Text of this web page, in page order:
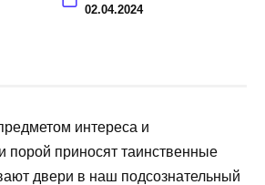
02.04.2024
интереса и
порой приносят таинственные
двери в наш подсознательный